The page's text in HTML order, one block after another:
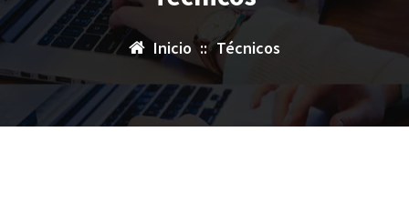
Inicio :: Técnicos